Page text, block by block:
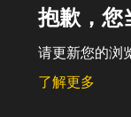
抱歉，您
请更新您的浏
了解更多